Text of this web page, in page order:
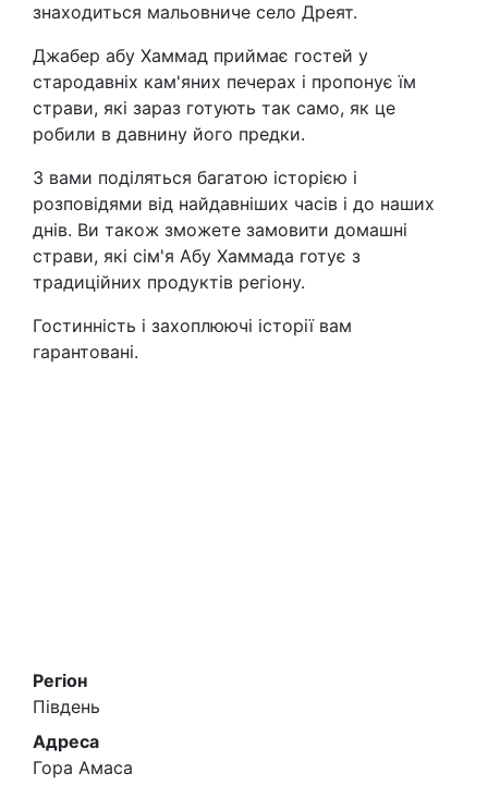
знаходиться мальовниче село Дреят.
Джабер абу Хаммад приймає гостей у
стародавніх кам'яних печерах і пропонує їм
страви, які зараз готують так само, як це
робили в давнину його предки.
З вами поділяться багатою історією і
розповідями від найдавніших часів і до наших
днів. Ви також зможете замовити домашні
страви, які сім'я Абу Хаммада готує з
традиційних продуктів регіону.
Гостинність і захоплюючі історії вам
гарантовані.
Регіон
Південь
Адреса
Гора Амаса